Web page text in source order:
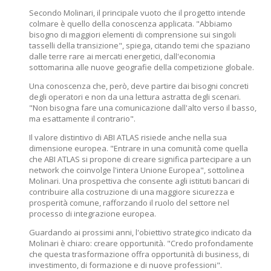
Secondo Molinari, il principale vuoto che il progetto intende
colmare è quello della conoscenza applicata. "Abbiamo
bisogno di maggiori elementi di comprensione sui singoli
tasselli della transizione", spiega, citando temi che spaziano
dalle terre rare ai mercati energetici, dall'economia
sottomarina alle nuove geografie della competizione globale.
Una conoscenza che, però, deve partire dai bisogni concreti
degli operatori e non da una lettura astratta degli scenari.
"Non bisogna fare una comunicazione dall'alto verso il basso,
ma esattamente il contrario".
Il valore distintivo di ABI ATLAS risiede anche nella sua
dimensione europea. "Entrare in una comunità come quella
che ABI ATLAS si propone di creare significa partecipare a un
network che coinvolge l'intera Unione Europea", sottolinea
Molinari. Una prospettiva che consente agli istituti bancari di
contribuire alla costruzione di una maggiore sicurezza e
prosperità comune, rafforzando il ruolo del settore nel
processo di integrazione europea.
Guardando ai prossimi anni, l'obiettivo strategico indicato da
Molinari è chiaro: creare opportunità. "Credo profondamente
che questa trasformazione offra opportunità di business, di
investimento, di formazione e di nuove professioni".